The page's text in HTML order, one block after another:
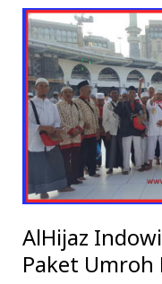
AlHijaz
Paket Umroh
AlHijaz
Indowisata
Sediakan
4
Paket
Umroh
Ramadhan